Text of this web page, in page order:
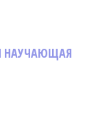
НАУЧАЮЩАЯ